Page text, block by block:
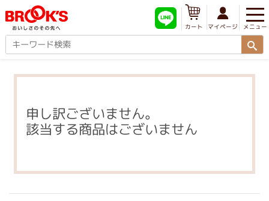
メニュー
マイページ
カート
申し訳ございません。
該当する商品はございません